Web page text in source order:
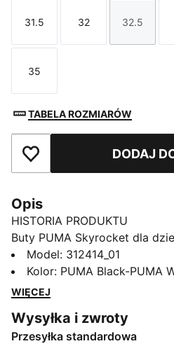
Rozmiar
31.5
Rozmiar
32
Rozmiar
32.5
Rozmiar
35
TABELA ROZMIARÓW
Dodaj do ulubionych
DODAJ
Opis
HISTORIA PRODUKTU
Buty PUMA Skyrocket dla
myślą o małych odkrywcach
sneakersy łączą efektowny
dzień. Są idealne do zabawy,
biega, skacze czy odkrywa
zostały stworzone, by
Model: 312414_01
Kolor: PUMA Black-PUMA
WIĘCEJ
Wysyłka i zwroty
Przesyłka standardowa